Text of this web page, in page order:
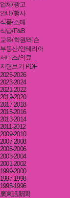
업체/광고
안내/행사
식품/소매
식당/F&B
교육/학원/레슨
부동산/인테리어
서비스/의료
지면보기 PDF
2025-2026
2023-2024
2021-2022
2019-2020
2017-2018
2015-2016
2013-2014
2011-2012
2009-2010
2007-2008
2005-2006
2003-2004
2001-2002
1999-2000
1997-1998
1995-1996
廣東話新聞